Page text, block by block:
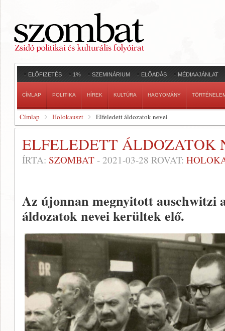
ELŐFIZETÉS 1% SZEMINÁRIUM ELŐADÁS MÉDIAAJÁNLAT
CÍMLAP POLITIKA HÍREK KULTÚRA HAGYOMÁNY
Címlap Holokauszt Elfeledett áldozatok nevei
ELFELEDETT ÁLDOZATOK
ÍRTA: SZOMBAT - 2021-03-28 ROVAT:
Az újonnan megnyitott auschwitzi
áldozatok nevei kerültek elő.